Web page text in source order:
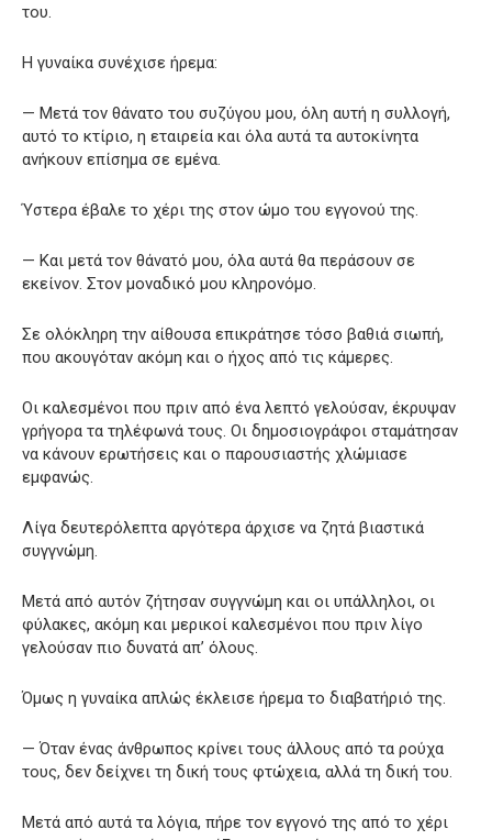
του.
Η γυναίκα συνέχισε ήρεμα:
— Μετά τον θάνατο του συζύγου μου, όλη αυτή η συλλογή,
αυτό το κτίριο, η εταιρεία και όλα αυτά τα αυτοκίνητα
ανήκουν επίσημα σε εμένα.
Ύστερα έβαλε το χέρι της στον ώμο του εγγονού της.
— Και μετά τον θάνατό μου, όλα αυτά θα περάσουν σε
εκείνον. Στον μοναδικό μου κληρονόμο.
Σε ολόκληρη την αίθουσα επικράτησε τόσο βαθιά σιωπή,
που ακουγόταν ακόμη και ο ήχος από τις κάμερες.
Οι καλεσμένοι που πριν από ένα λεπτό γελούσαν, έκρυψαν
γρήγορα τα τηλέφωνά τους. Οι δημοσιογράφοι σταμάτησαν
να κάνουν ερωτήσεις και ο παρουσιαστής χλώμιασε
εμφανώς.
Λίγα δευτερόλεπτα αργότερα άρχισε να ζητά βιαστικά
συγγνώμη.
Μετά από αυτόν ζήτησαν συγγνώμη και οι υπάλληλοι, οι
φύλακες, ακόμη και μερικοί καλεσμένοι που πριν λίγο
γελούσαν πιο δυνατά απ’ όλους.
Όμως η γυναίκα απλώς έκλεισε ήρεμα το διαβατήριό της.
— Όταν ένας άνθρωπος κρίνει τους άλλους από τα ρούχα
τους, δεν δείχνει τη δική τους φτώχεια, αλλά τη δική του.
Μετά από αυτά τα λόγια, πήρε τον εγγονό της από το χέρι